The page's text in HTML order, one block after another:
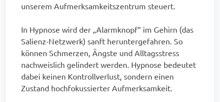
unserem Aufmerksamkeitszentrum steuert.
In Hypnose wird der „Alarmknopf“ im Gehirn (das
Salienz-Netzwerk) sanft heruntergefahren. So
können Schmerzen, Ängste und Alltagsstress
nachweislich gelindert werden. Hypnose bedeutet
dabei keinen Kontrollverlust, sondern einen
Zustand hochfokussierter Aufmerksamkeit.